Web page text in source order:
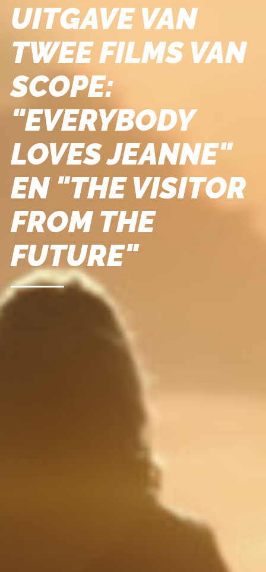
UITGAVE VAN
TWEE FILMS VAN
SCOPE:
"EVERYBODY
LOVES JEANNE"
EN "THE VISITOR
FROM THE
FUTURE"